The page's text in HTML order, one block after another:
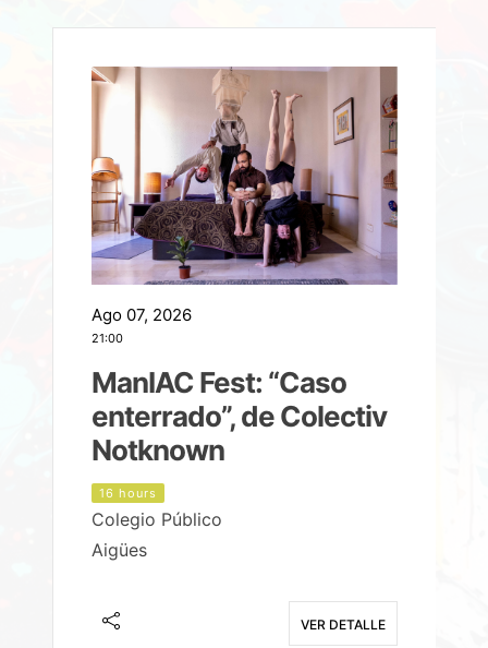
Ago 07, 2026
21:00
ManIAC Fest: “Caso
enterrado”, de Colectiv
Notknown
16 hours
Colegio Público
Aigües
VER DETALLE